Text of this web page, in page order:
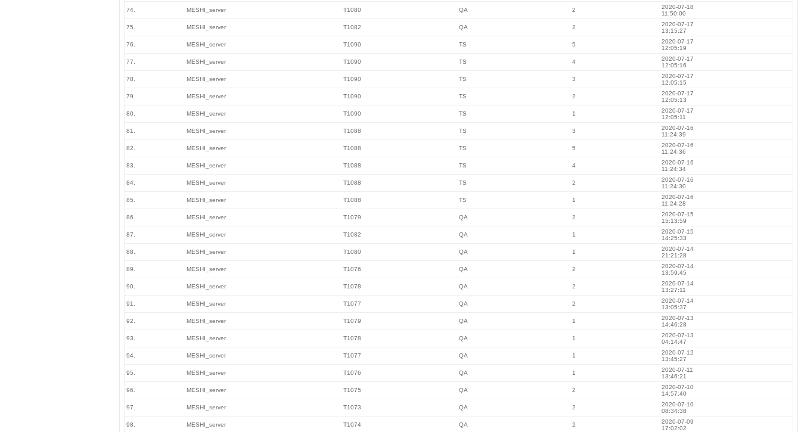
74. MESHI_server T1080 QA 2
2020-07-18
11:50:00
75. MESHI_server T1082 QA 2
2020-07-17
13:15:27
76. MESHI_server T1090 TS 5
2020-07-17
12:05:19
77. MESHI_server T1090 TS 4
2020-07-17
12:05:16
78. MESHI_server T1090 TS 3
2020-07-17
12:05:15
79. MESHI_server T1090 TS 2
2020-07-17
12:05:13
80. MESHI_server T1090 TS 1
2020-07-17
12:05:11
81. MESHI_server T1088 TS 3
2020-07-16
11:24:39
82. MESHI_server T1088 TS 5
2020-07-16
11:24:36
83. MESHI_server T1088 TS 4
2020-07-16
11:24:34
84. MESHI_server T1088 TS 2
2020-07-16
11:24:30
85. MESHI_server T1088 TS 1
2020-07-16
11:24:28
86. MESHI_server T1079 QA 2
2020-07-15
15:13:59
87. MESHI_server T1082 QA 1
2020-07-15
14:25:33
88. MESHI_server T1080 QA 1
2020-07-14
21:21:28
89. MESHI_server T1076 QA 2
2020-07-14
13:59:45
90. MESHI_server T1078 QA 2
2020-07-14
13:27:11
91. MESHI_server T1077 QA 2
2020-07-14
13:05:37
92. MESHI_server T1079 QA 1
2020-07-13
14:46:28
93. MESHI_server T1078 QA 1
2020-07-13
04:14:47
94. MESHI_server T1077 QA 1
2020-07-12
13:45:27
95. MESHI_server T1076 QA 1
2020-07-11
13:46:21
96. MESHI_server T1075 QA 2
2020-07-10
14:57:40
97. MESHI_server T1073 QA 2
2020-07-10
08:34:38
98. MESHI_server T1074 QA 2
2020-07-09
17:02:02